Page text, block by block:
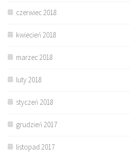
czerwiec 2018
kwiecień 2018
marzec 2018
luty 2018
styczeń 2018
grudzień 2017
listopad 2017